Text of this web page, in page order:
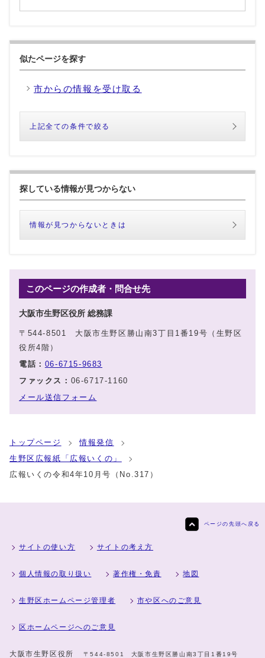
似たページを探す
市からの情報を受け取る
上記全ての条件で絞る
探している情報が見つからない
情報が見つからないときは
このページの作成者・問合せ先
大阪市生野区役所 総務課
〒544-8501 大阪市生野区勝山南3丁目1番19号（生野区
役所4階）
電話： 06-6715-9683
ファックス： 06-6717-1160
メール送信フォーム
トップページ
情報発信
生野区広報紙「広報いくの」
広報いくの令和4年10月号（No.317）
ページの先頭へ戻る
サイトの使い方 サイトの考え方
個人情報の取り扱い 著作権・免責 地図
生野区ホームページ管理者 市や区へのご意見
区ホームページへのご意見
大阪市生野区役所 〒544-8501 大阪市生野区勝山南3丁目1番19号